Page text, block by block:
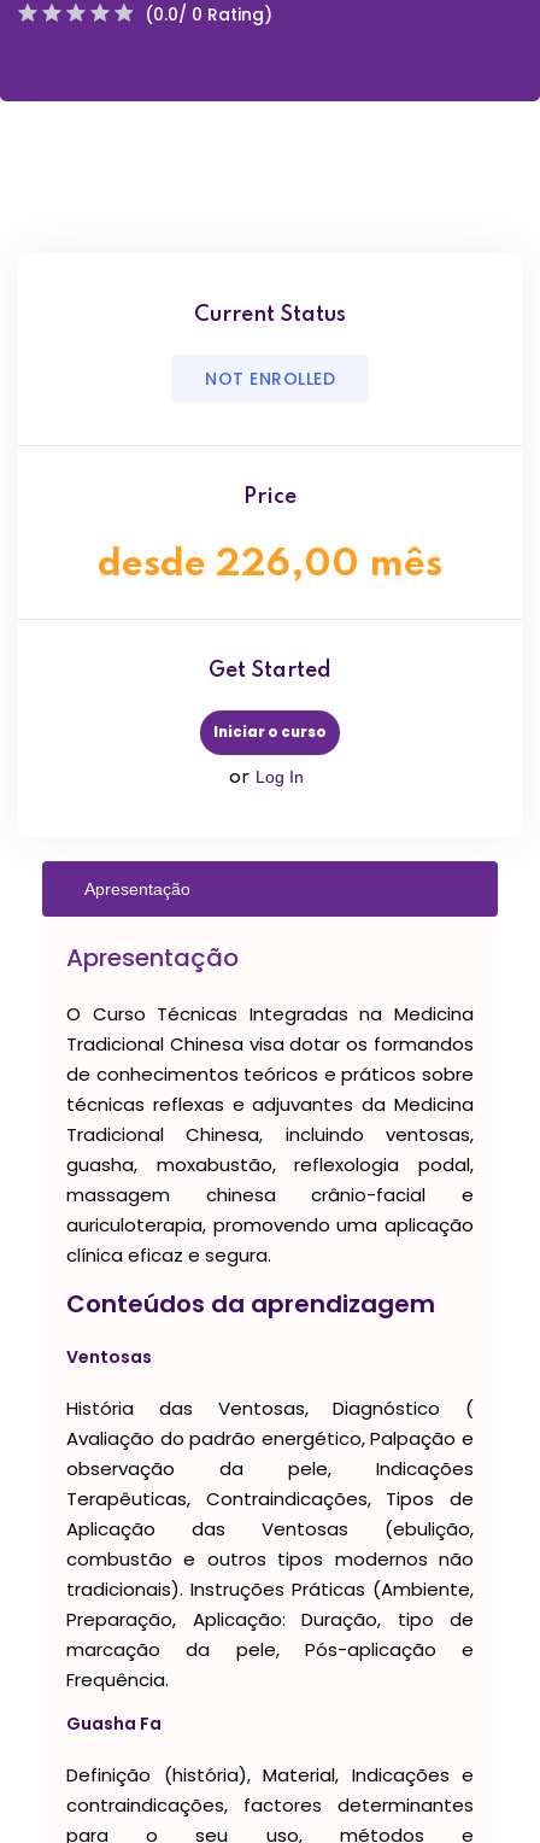
(0.0/ 0 Rating)
Current Status
NOT ENROLLED
Price
desde 226,00 mês
Get Started
Iniciar o curso
or Log In
Apresentação
Apresentação
O Curso Técnicas Integradas na Medicina
Tradicional Chinesa visa dotar os formandos
de conhecimentos teóricos e práticos sobre
técnicas reflexas e adjuvantes da Medicina
Tradicional Chinesa, incluindo ventosas,
guasha, moxabustão, reflexologia podal,
massagem chinesa crânio-facial e
auriculoterapia, promovendo uma aplicação
clínica eficaz e segura.
Conteúdos da aprendizagem
Ventosas
História das Ventosas, Diagnóstico (
Avaliação do padrão energético, Palpação e
observação da pele, Indicações
Terapêuticas, Contraindicações, Tipos de
Aplicação das Ventosas (ebulição,
combustão e outros tipos modernos não
tradicionais). Instruções Práticas (Ambiente,
Preparação, Aplicação: Duração, tipo de
marcação da pele, Pós-aplicação e
Frequência.
Guasha Fa
Definição (história), Material, Indicações e
contraindicações, factores determinantes
para o seu uso, métodos e